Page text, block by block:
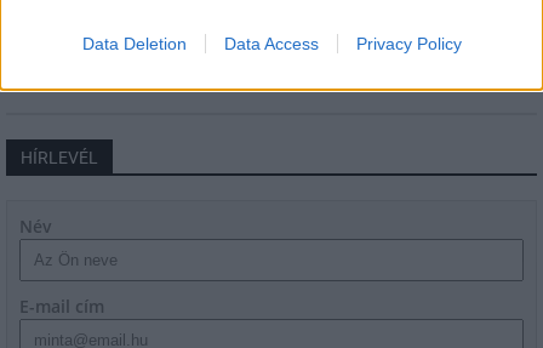
Data Deletion Data Access Privacy Policy
HÍRLEVÉL
Név
E-mail cím